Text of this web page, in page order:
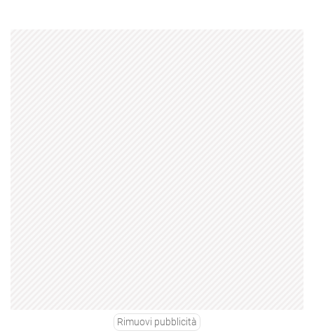
Rimuovi pubblicità